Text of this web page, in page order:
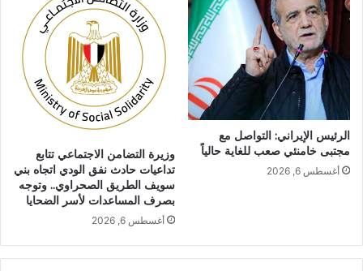
الرئيس الإيراني: التواصل مع
مجتبى خامنئي صعب للغاية حالياً
أغسطس 6, 2026
وزيرة التضامن الاجتماعي تتابع
تداعيات حادث نفق الودي اتجاه بني
سويف الطريق الصحراوي.. وتوجه
بصرف المساعدات لأسر الضحايا
أغسطس 6, 2026